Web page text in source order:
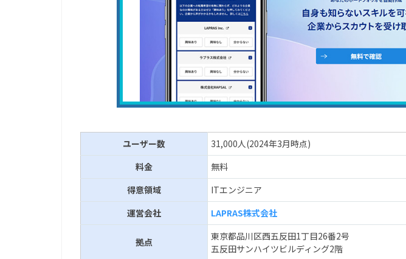
ユーザー数
31,000人(2024年3月時点)
料金
無料
得意領域
ITエンジニア
運営会社
LAPRAS株式会社
拠点
東京都品川区西五反田1丁目26番2号
五反田サンハイツビルディング2階